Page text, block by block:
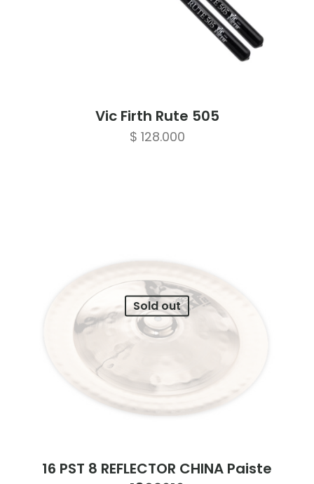
Vic Firth Rute 505
$ 128.000
Sold out
16 PST 8 REFLECTOR CHINA Paiste